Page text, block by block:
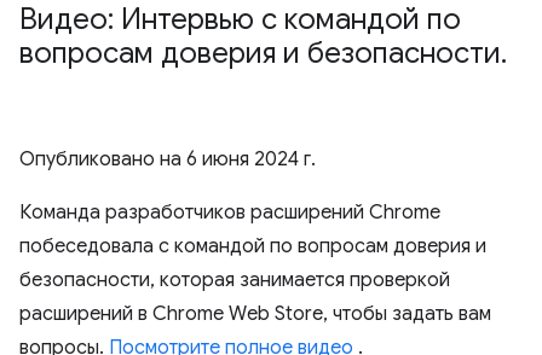
Видео: Интервью с командой по
вопросам доверия и безопасности.
Опубликовано на 6 июня 2024 г.
Команда разработчиков расширений Chrome
побеседовала с командой по вопросам доверия и
безопасности, которая занимается проверкой
расширений в Chrome Web Store, чтобы задать вам
вопросы. Посмотрите полное видео .